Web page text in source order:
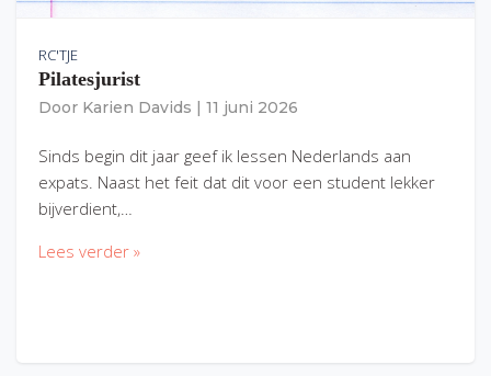
RC'TJE
Pilatesjurist
Door Karien Davids 11 juni 2026
Sinds begin dit jaar geef ik lessen Nederlands aan
expats. Naast het feit dat dit voor een student lekker
bijverdient,…
Lees verder »